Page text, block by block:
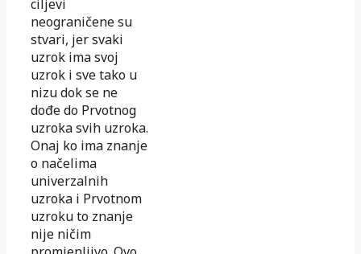
ciljevi
neograničene su
stvari, jer svaki
uzrok ima svoj
uzrok i sve tako u
nizu dok se ne
dođe do Prvotnog
uzroka svih uzroka.
Onaj ko ima znanje
o načelima
univerzalnih
uzroka i Prvotnom
uzroku to znanje
nije ničim